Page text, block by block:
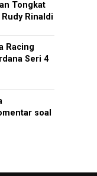
Tongkat
Rinaldi
Racing
Seri 4
soal